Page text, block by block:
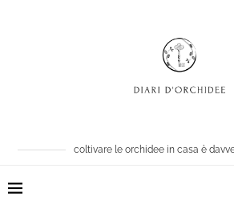
coltivare le orchidee in casa è